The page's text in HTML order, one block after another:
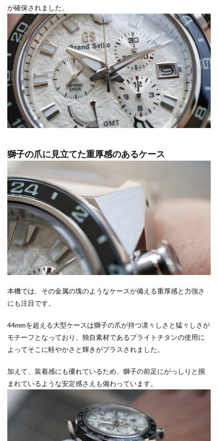
が確保されました。
獅子の爪に見立てた重厚感のあるケース
本機では、その金属の塊のようなケースが備える重厚感と力強さ
にも注目です。
44mmを超える大型ケースは獅子の爪が持つ凛々しさと猛々しさが
モチーフとなっており、独自素材であるブライトチタンの使用に
よってそこに軽やかさと輝きがプラスされました。
加えて、装着感にも優れているため、獅子の前足にがっしりと掴
まれているような安定感さえも備わっています。